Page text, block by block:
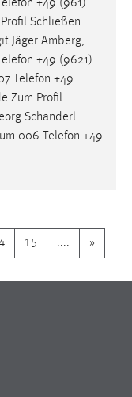
+49 (961)
Schließen
Jäger Amberg,
+49 (9621)
Telefon +49
Zum Profil
Schanderl
006 Telefon +49
15 .... »